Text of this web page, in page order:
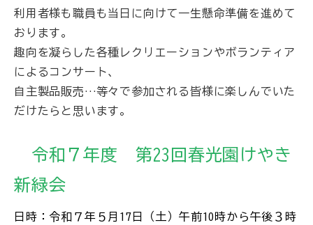
利用者様も職員も当日に向けて一生懸命準備を進めて
おります。
趣向を凝らした各種レクリエーションやボランティア
によるコンサート、
自主製品販売…等々で参加される皆様に楽しんでいた
だけたらと思います。
令和７年度 第23回春光園けやき
新緑会
日時：令和７年５月17日（土）午前10時から午後３時